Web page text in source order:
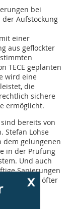
bei
der Aufstockung
einer
aus geflockter
TECE geplanten
wird eine
die
sichere
ermöglicht.
bereits von
Stefan Lohse
dem gelungenen
in der Prüfung
Und auch
Sanierungen
Immer öfter
x